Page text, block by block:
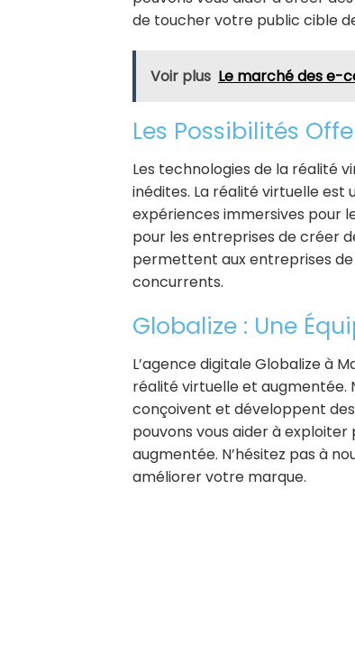
de toucher votre public cible
Voir plus Le marché des e-
Les Possibilités
Les technologies de la réalité
inédites. La réalité virtuelle
expériences immersives pour
pour les entreprises de créer
permettent aux entreprises
concurrents.
Globalize : Une
L’agence digitale Globalize à
réalité virtuelle et augmentée.
conçoivent et développent
pouvons vous aider à
augmentée. N’hésitez pas à
améliorer votre marque.